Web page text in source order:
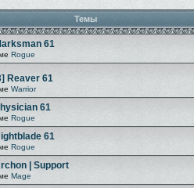
Темы
61
Rogue
Reaver 61
Warrior
61
Rogue
61
Rogue
| Support
Mage